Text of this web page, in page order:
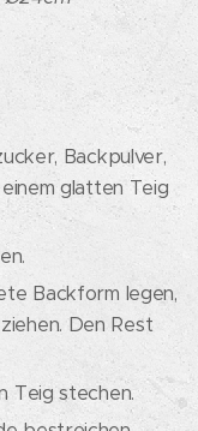
Backpulver,
glatten Teig
Backform legen,
Den Rest
Teig stechen.